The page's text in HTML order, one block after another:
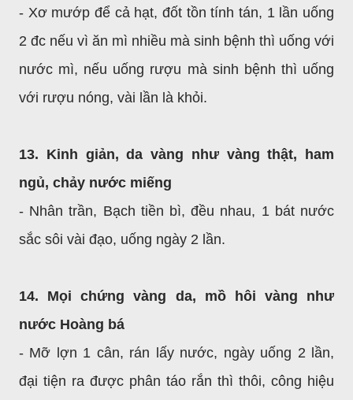
- Xơ mướp để cả hạt, đốt tồn tính tán, 1 lần uống
2 đc nếu vì ăn mì nhiều mà sinh bệnh thì uống với
nước mì, nếu uống rượu mà sinh bệnh thì uống
với rượu nóng, vài lần là khỏi.
13. Kinh giản, da vàng như vàng thật, ham
ngủ, chảy nước miếng
- Nhân trần, Bạch tiền bì, đều nhau, 1 bát nước
sắc sôi vài đạo, uống ngày 2 lần.
14. Mọi chứng vàng da, mồ hôi vàng như
nước Hoàng bá
- Mỡ lợn 1 cân, rán lấy nước, ngày uống 2 lần,
đại tiện ra được phân táo rắn thì thôi, công hiệu